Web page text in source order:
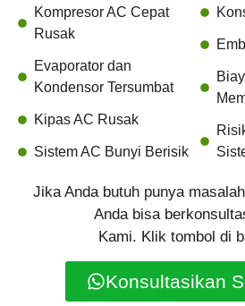
Kompresor AC Cepat
Rusak
Evaporator dan
Kondensor Tersumbat
Kipas AC Rusak
Sistem AC Bunyi Berisik
Jika Anda butuh punya
Anda bisa
Kami. Klik tombol di
Konsultasikan